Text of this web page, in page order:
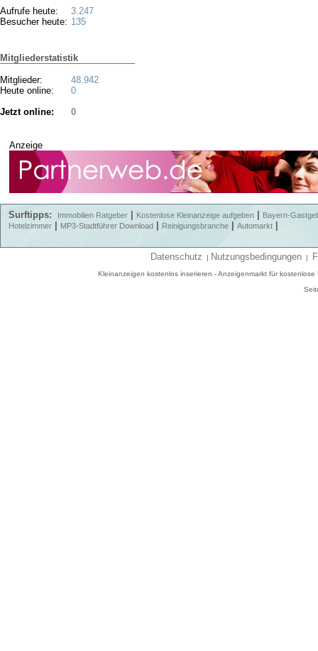
Aufrufe heute:
Besucher heute:
3.247
135
Mitgliederstatistik
Mitglieder:
Heute online:
48.942
0
Jetzt online:
0
Anzeige
Surftipps: Immobilien Ratgeber Kostenlose Kleinanzeige aufgeben
Bayern-
Hotelzimmer
MP3-Stadtführer Download Reinigungsbranche Automarkt
Datenschutz | Nutzungsbedingungen |
Kleinanzeigen kostenlos inserieren - Anzeigenmarkt für